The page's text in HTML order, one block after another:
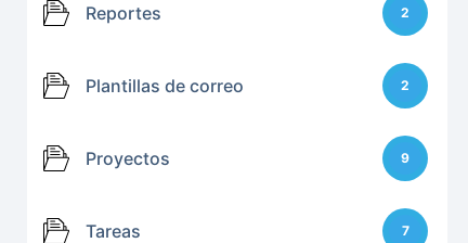
Reportes 2
Plantillas de correo 2
Proyectos 9
Tareas 7